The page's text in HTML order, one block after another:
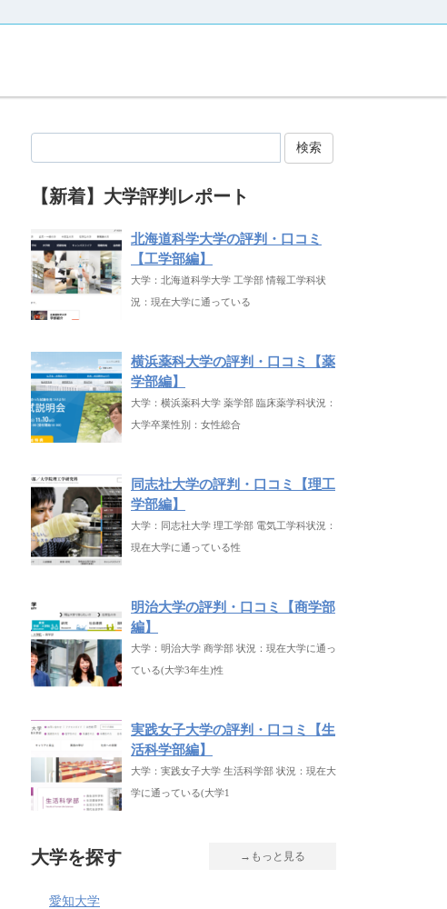
検索
【新着】大学評判レポート
北海道科学大学の評判・口コミ
【工学部編】
大学：北海道科学大学 工学部 情報工学科状
況：現在大学に通っている
横浜薬科大学の評判・口コミ【薬
学部編】
大学：横浜薬科大学 薬学部 臨床薬学科状況：
大学卒業性別：女性総合
同志社大学の評判・口コミ【理工
学部編】
大学：同志社大学 理工学部 電気工学科状況：
現在大学に通っている性
明治大学の評判・口コミ【商学部
編】
大学：明治大学 商学部 状況：現在大学に通っ
ている(大学3年生)性
実践女子大学の評判・口コミ【生
活科学部編】
大学：実践女子大学 生活科学部 状況：現在大
学に通っている(大学1
→もっと見る
大学を探す
愛知大学